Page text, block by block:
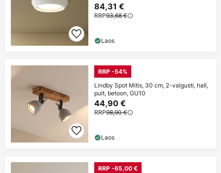
84,31 €
RRP93,68 €
Laos
RRP -54%
Lindby Spot Mitis, 30 cm, 2-valgusti, hall,
puit, betoon, GU10
44,90 €
RRP98,90 €
Laos
RRP -65,00 €